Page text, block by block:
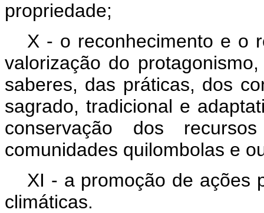
propriedade;
X - o reconhecimento e o
valorização do
saberes, das práticas, dos
sagrado, tradicional e
conservação dos
comunidades quilombolas e
XI - a promoção de ações
climáticas.